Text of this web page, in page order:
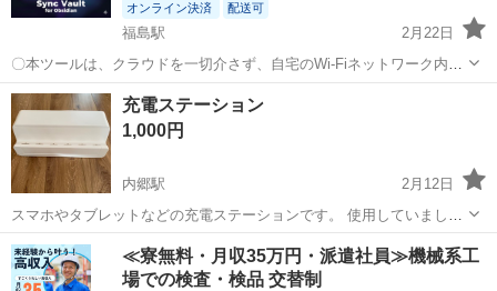
オンライン決済 配送可
福島駅
2月22日
〇本ツールは、クラウドを一切介さず、自宅のWi-Fiネットワーク内だ
けでObsidian保管庫データをスマホとPCでダイレクトに同期します。
福島 福島市 福島駅
充電ステーション
1,000円
内郷駅
2月12日
スマホやタブレットなどの充電ステーションです。 使用していました
が、生活スタイルに合わなかったため出品します。 目立った傷等あり
ません。 平・内郷周辺での受渡しになります。 その他の場所の場合は
ご相談ください。 #スマホ...
福島 いわき市 内郷駅 その他 タブレット
≪寮無料・月収35万円・派遣社員≫機械系工
場での検査・検品 交替制